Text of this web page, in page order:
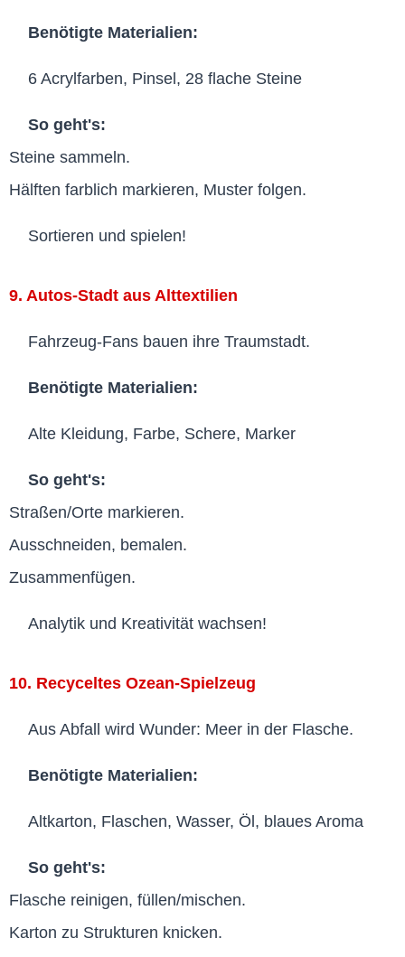
Benötigte Materialien:
6 Acrylfarben, Pinsel, 28 flache Steine
So geht's:
Steine sammeln.
Hälften farblich markieren, Muster folgen.
Sortieren und spielen!
9. Autos-Stadt aus Alttextilien
Fahrzeug-Fans bauen ihre Traumstadt.
Benötigte Materialien:
Alte Kleidung, Farbe, Schere, Marker
So geht's:
Straßen/Orte markieren.
Ausschneiden, bemalen.
Zusammenfügen.
Analytik und Kreativität wachsen!
10. Recyceltes Ozean-Spielzeug
Aus Abfall wird Wunder: Meer in der Flasche.
Benötigte Materialien:
Altkarton, Flaschen, Wasser, Öl, blaues Aroma
So geht's:
Flasche reinigen, füllen/mischen.
Karton zu Strukturen knicken.